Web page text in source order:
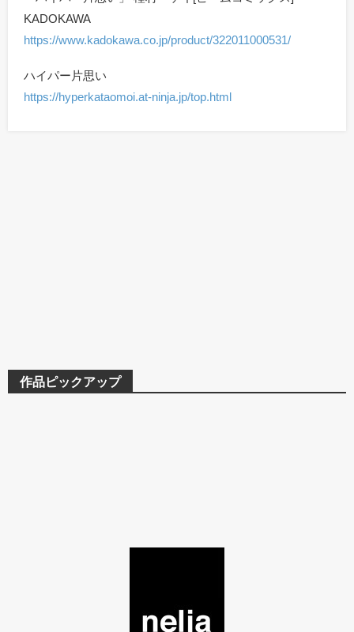
KADOKAWA
https://www.kadokawa.co.jp/product/322011000531/
ハイパー片思い
https://hyperkataomoi.at-ninja.jp/top.html
作品ピックアップ